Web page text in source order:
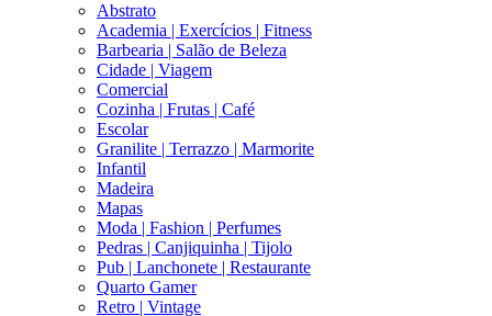
Abstrato
Academia | Exercícios | Fitness
Barbearia | Salão de Beleza
Cidade | Viagem
Comercial
Cozinha | Frutas | Café
Escolar
Granilite | Terrazzo | Marmorite
Infantil
Madeira
Mapas
Moda | Fashion | Perfumes
Pedras | Canjiquinha | Tijolo
Pub | Lanchonete | Restaurante
Quarto Gamer
Retro | Vintage